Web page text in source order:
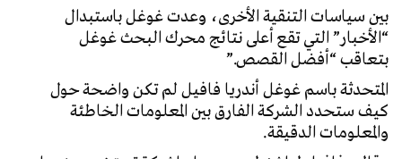
بين سياسات التنقية الأخرى، وعدت غوغل باستبدال
“الأخبار” التي تقع أعلى نتائج محرك البحث غوغل
بتعاقب “أفضل القصص.”
المتحدثة باسم غوغل أندريا فافيل لم تكن واضحة حول
كيف ستحدد الشركة الفارق بين المعلومات الخاطئة
والمعلومات الدقيقة.